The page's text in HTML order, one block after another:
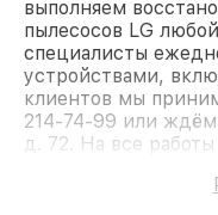
выполняем
пылесосов LG
специалисты
устройствами,
клиентов мы
214-74-99 или ждём
д. 72. На все